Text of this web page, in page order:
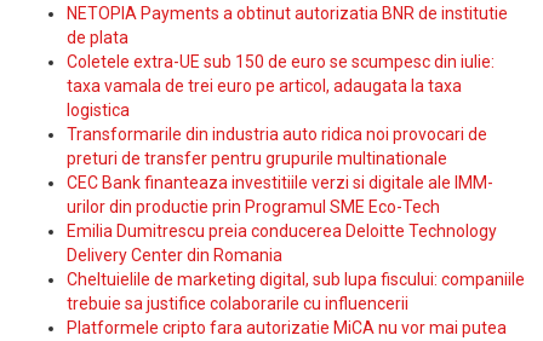
NETOPIA Payments a obtinut autorizatia BNR de institutie
de plata
Coletele extra-UE sub 150 de euro se scumpesc din iulie:
taxa vamala de trei euro pe articol, adaugata la taxa
logistica
Transformarile din industria auto ridica noi provocari de
preturi de transfer pentru grupurile multinationale
CEC Bank finanteaza investitiile verzi si digitale ale IMM-
urilor din productie prin Programul SME Eco-Tech
Emilia Dumitrescu preia conducerea Deloitte Technology
Delivery Center din Romania
Cheltuielile de marketing digital, sub lupa fiscului: companiile
trebuie sa justifice colaborarile cu influencerii
Platformele cripto fara autorizatie MiCA nu vor mai putea